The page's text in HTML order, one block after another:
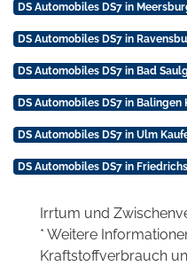
DS Automobiles DS7 in
DS Automobiles DS7 in
DS Automobiles DS7 in Bad
DS Automobiles DS7 in Balingen
DS Automobiles DS7 in Ulm
DS Automobiles DS7 in
Irrtum und
* Weitere
Kraftstoffverbrauch